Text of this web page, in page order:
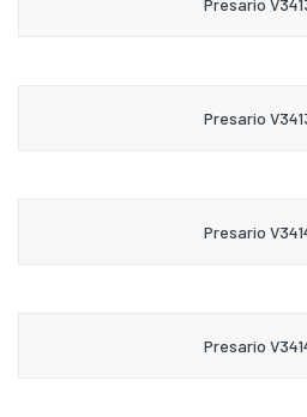
Presario
Presario
Presario